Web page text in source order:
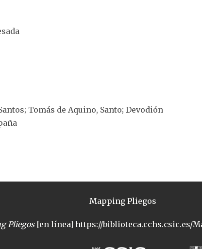
Tomás de Aquino, Santo; Devodión
Mapping Pliegos
Pliegos[en línea] https://biblioteca.cchs.csic.es/